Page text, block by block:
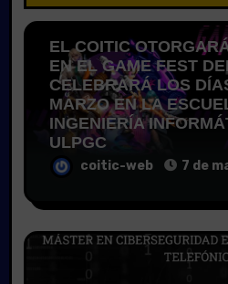
Portada
EL COITIC
EN EL GAME FEST
CELEBRARÁ LOS
MARZO EN LA
INGENIERÍA
ULPGC
coitic-web 7 de